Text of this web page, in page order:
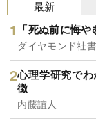
最新
「死ぬ前に悔
ダイヤモンド社
心理学研究で
徴
内藤誼人